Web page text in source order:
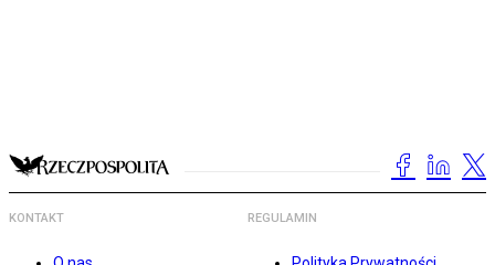
KONTAKT REGULAMIN